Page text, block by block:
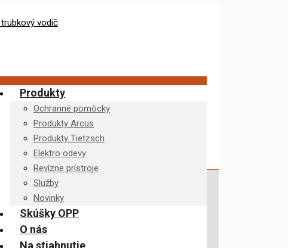
Produkty
Ochranné pomôcky
Produkty Arcus
Produkty Tietzsch
Elektro odevy
Revízne prístroje
Služby
Novinky
Skúšky OPP
O nás
Na stiahnutie